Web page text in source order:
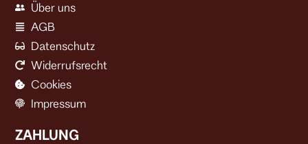
Über uns
AGB
Datenschutz
Widerrufsrecht
Cookies
Impressum
ZAHLUNG